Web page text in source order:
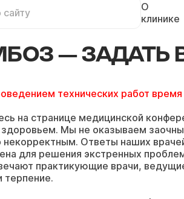
О
клинике
— ЗАДАТЬ
технических работ
на странице медицинской
Мы не оказываем
некорректным. Ответы наших
для решения экстренных
практикующие врачи,
терпение.